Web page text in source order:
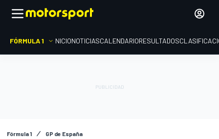
FÓRMULA 1 INICIONOTICIASCALENDARIORESULTADOS
Fórmula 1 GP de España